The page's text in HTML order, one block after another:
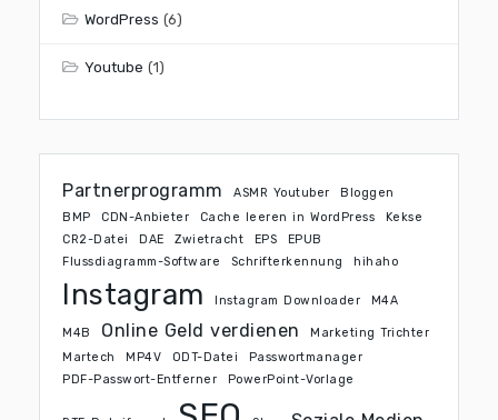
WordPress (6)
Youtube (1)
Partnerprogramm ASMR Youtuber
Bloggen
BMP
CDN-Anbieter Cache leeren in WordPress
Kekse
CR2-Datei
DAE Zwietracht EPS
EPUB
Flussdiagramm-Software
Schrifterkennung hihaho
Instagram Instagram Downloader M4A
M4B Online Geld verdienen
Marketing Trichter
Martech
MP4V ODT-Datei
Passwortmanager
PDF-Passwort-Entferner
PowerPoint-Vorlage